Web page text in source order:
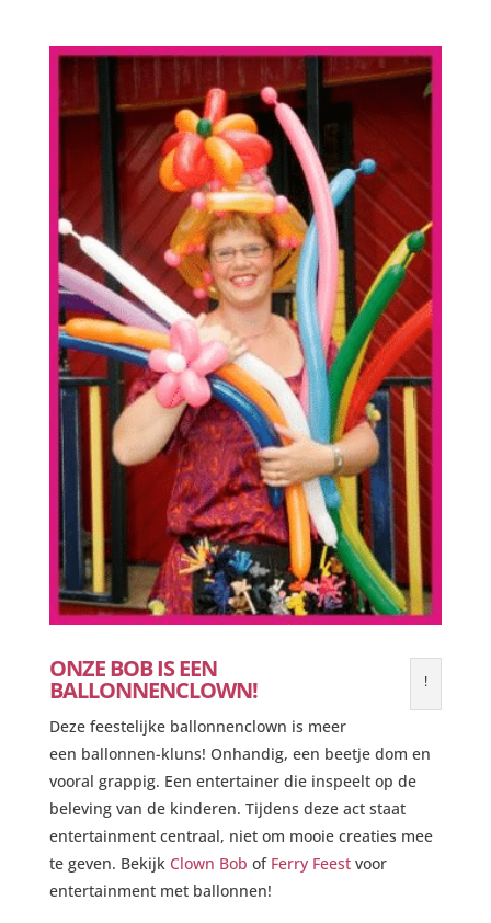
!
ONZE BOB IS EEN
BALLONNENCLOWN!
Deze feestelijke ballonnenclown is meer
een ballonnen-kluns! Onhandig, een beetje dom en
vooral grappig. Een entertainer die inspeelt op de
beleving van de kinderen. Tijdens deze act staat
entertainment centraal, niet om mooie creaties mee
te geven. Bekijk Clown Bob of Ferry Feestvoor
entertainment met ballonnen!